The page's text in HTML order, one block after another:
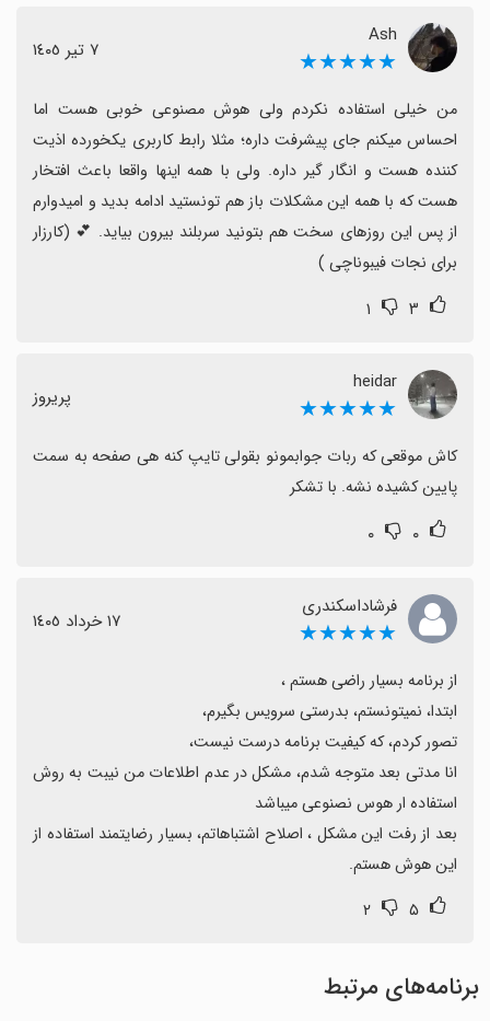
Ash
★★★★★ ٧ تیر ١٤٠٥
برای نجات فیبوناچی )
۳ ۱
heidar
★★★★★ پریروز
پایین کشیده نشه. با تشکر
۰ ۰
فرشاداسکندری
★★★★★ ١٧ خرداد ١٤٠٥
این هوش هستم.
۵ ۲
برنامه‌های مرتبط